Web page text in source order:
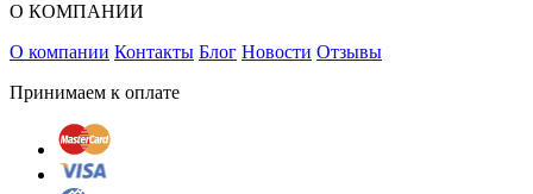
О КОМПАНИИ
О компании Контакты Блог Новости Отзывы
Принимаем к оплате